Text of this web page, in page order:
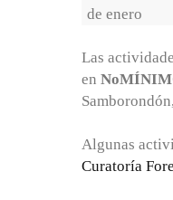
de enero
Las
en
Algunas
Curatoría